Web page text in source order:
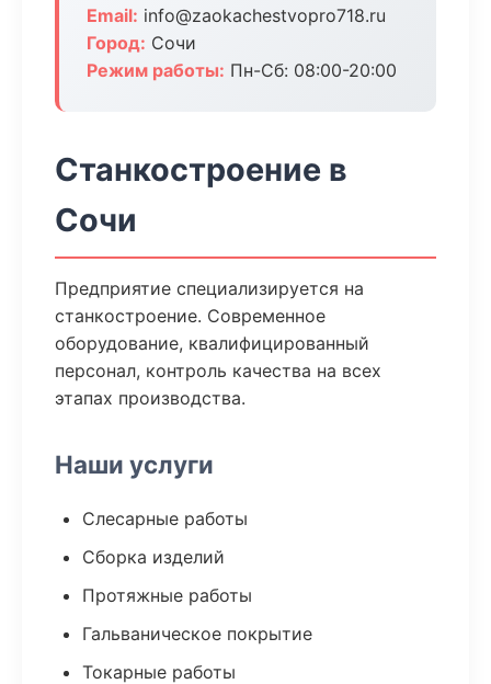
Email: info@zaokachestvopro718.ru
Город: Сочи
Режим работы: Пн-Сб: 08:00-20:00
Станкостроение в
Сочи
Предприятие специализируется на
станкостроение. Современное
оборудование, квалифицированный
персонал, контроль качества на всех
этапах производства.
Наши услуги
Слесарные работы
Сборка изделий
Протяжные работы
Гальваническое покрытие
Токарные работы